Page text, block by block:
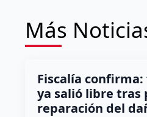
Más
Fiscalía confirma:
ya salió libre tras
reparación del